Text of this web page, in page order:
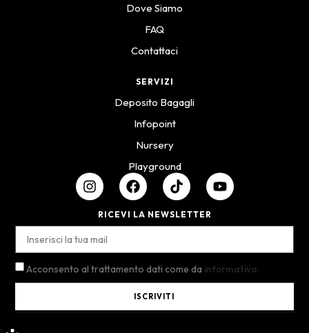
Dove Siamo
FAQ
Contattaci
SERVIZI
Deposito Bagagli
Infopoint
Nursery
Playground
RICEVI LA NEWSLETTER
Acconsento al trattamento dati come da informativa.
ISCRIVITI